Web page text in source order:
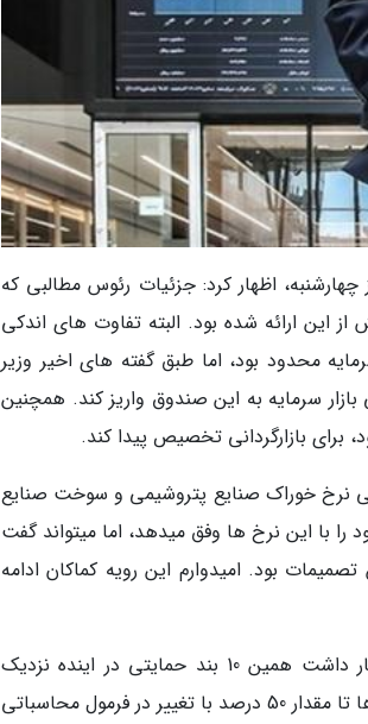
اظهار کرد: جزئیات رئوس مطالبی که
نمود، همان پیشنهاد 10 بندی بود که پیش از این ارائه شده بود. البته تفاوت های اندکی
محدود بود، اما طبق گفته های اخیر وزیر
سرمایه به این صندوق واریز کند. همچنین
بازارگردانی تخصیص پیدا کند.
نرخ خوراک صنایع پتروشیمی و سوخت صنایع
سرمایه خود را با این نرخ ها وفق میدهد، اما میتواند گفت
بود. امیدوارم این رویه کماکان ادامه
این تحلیلگر بازار سرمایه ادامه داد: اگر این فرایند ادامه یابد، میتوان انتظار داشت همین 10 بند حمایتی در اینده نزدیک
تغییرات جدی در شرایط بازار ایجاد کند به طوریکه سود و زیان برخی شرکت ها تا مقدار 50 درصد با تغییر در فرمول محاسباتی